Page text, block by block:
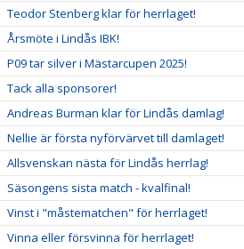
Teodor Stenberg klar för herrlaget!
Årsmöte i Lindås IBK!
P09 tar silver i Mästarcupen 2025!
Tack alla sponsorer!
Andreas Burman klar för Lindås damlag!
Nellie är första nyförvärvet till damlaget!
Allsvenskan nästa för Lindås herrlag!
Säsongens sista match - kvalfinal!
Vinst i "måstematchen" för herrlaget!
Vinna eller försvinna för herrlaget!